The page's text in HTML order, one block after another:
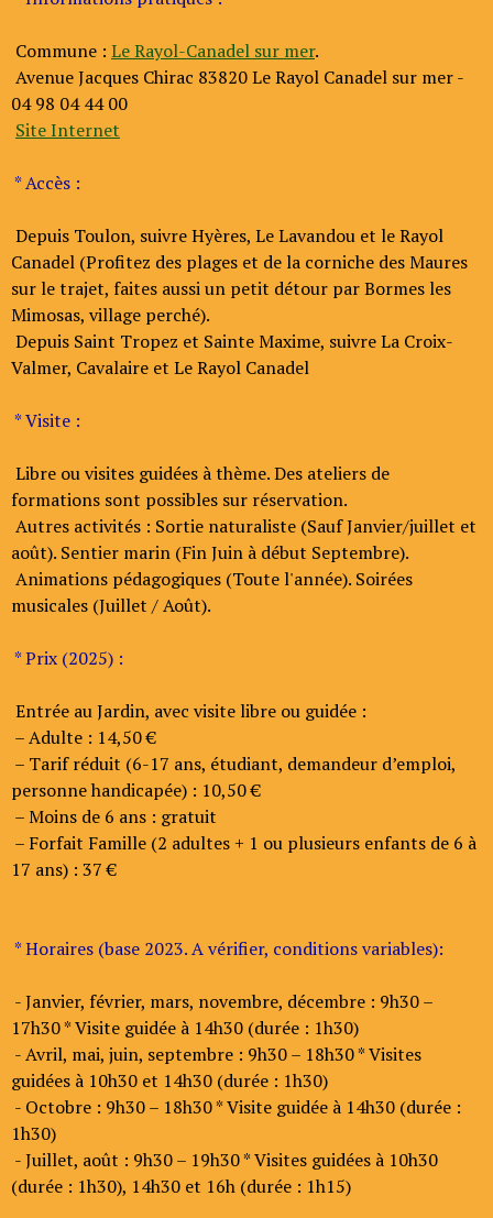
Commune : Le Rayol-Canadel sur mer.
Avenue Jacques Chirac 83820 Le Rayol Canadel sur mer -
04 98 04 44 00
Site Internet
* Accès :
Depuis Toulon, suivre Hyères, Le Lavandou et le Rayol
Canadel (Profitez des plages et de la corniche des Maures
sur le trajet, faites aussi un petit détour par Bormes les
Mimosas, village perché).
Depuis Saint Tropez et Sainte Maxime, suivre La Croix-
Valmer, Cavalaire et Le Rayol Canadel
* Visite :
Libre ou visites guidées à thème. Des ateliers de
formations sont possibles sur réservation.
Autres activités : Sortie naturaliste (Sauf Janvier/juillet et
août). Sentier marin (Fin Juin à début Septembre).
Animations pédagogiques (Toute l'année). Soirées
musicales (Juillet / Août).
* Prix (2025) :
Entrée au Jardin, avec visite libre ou guidée :
– Adulte : 14,50 €
– Tarif réduit (6-17 ans, étudiant, demandeur d’emploi,
personne handicapée) : 10,50 €
– Moins de 6 ans : gratuit
– Forfait Famille (2 adultes + 1 ou plusieurs enfants de 6 à
17 ans) : 37 €
* Horaires (base 2023. A vérifier, conditions variables):
- Janvier, février, mars, novembre, décembre : 9h30 –
17h30 * Visite guidée à 14h30 (durée : 1h30)
- Avril, mai, juin, septembre : 9h30 – 18h30 * Visites
guidées à 10h30 et 14h30 (durée : 1h30)
- Octobre : 9h30 – 18h30 * Visite guidée à 14h30 (durée :
1h30)
- Juillet, août : 9h30 – 19h30 * Visites guidées à 10h30
(durée : 1h30), 14h30 et 16h (durée : 1h15)